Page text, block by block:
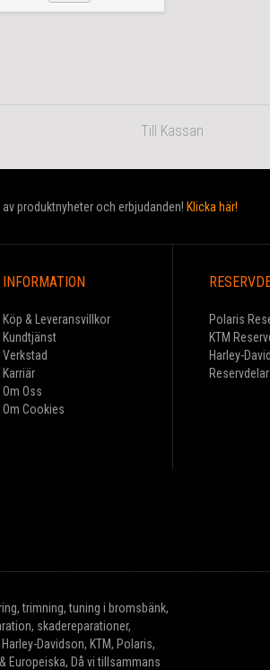
Till Kassan
produktnyheter och erbjudanden! Klicka här!
INFORMATION
Köp & Leveransvillkor
Kundtjänst
Verkstad
Karriär
Om Oss
Om Cookies
Polaris
KTM
Harley-
Reservdelar
trimning, tuning i bromsbänk,
skadereparationer,
Davidson, KTM, Polaris,
Europeiska, Då vi tillsammans